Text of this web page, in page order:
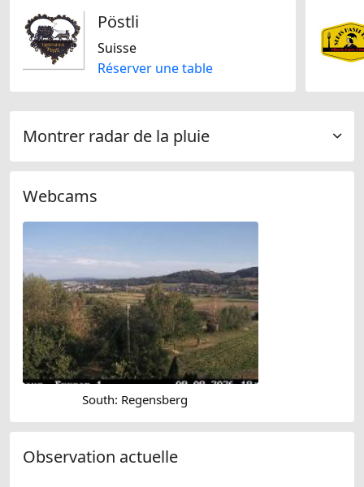
Pöstli
Suisse
Réserver une table
Montrer radar de la pluie
Webcams
South: Regensberg
Observation actuelle